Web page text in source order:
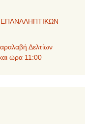
Δελτίων
ώρα 11:00